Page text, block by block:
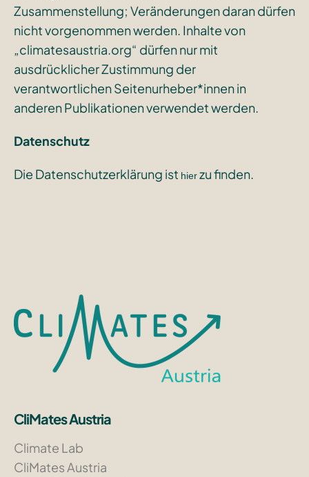
Zusammenstellung; Veränderungen daran dürfen
nicht vorgenommen werden. Inhalte von
„climatesaustria.org“ dürfen nur mit
ausdrücklicher Zustimmung der
verantwortlichen Seitenurheber*innen in
anderen Publikationen verwendet werden.
Datenschutz
Die Datenschutzerklärung ist hierzu finden.
CliMates Austria
Climate Lab
CliMates Austria